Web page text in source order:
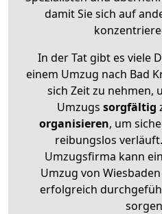
damit Sie sich auf
In der Tat gibt es viele
einem Umzug nach Bad
sich Zeit zu nehmen,
Umzugs sorgfältig
organisieren, um
reibungslos
Umzugsfirma kann
Umzug von
erfolgreich